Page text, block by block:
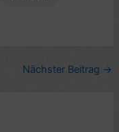
Nächster Beitrag →